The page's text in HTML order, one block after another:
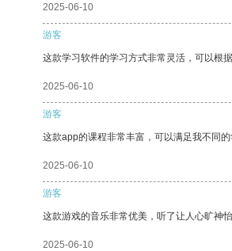
2025-06-10
游客
这款学习软件的学习方式非常灵活，可以根
2025-06-10
游客
这款app的课程非常丰富，可以满足我不同
2025-06-10
游客
这款游戏的音乐非常优美，听了让人心旷神怡
2025-06-10